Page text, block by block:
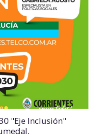
"Eje Inclusión"